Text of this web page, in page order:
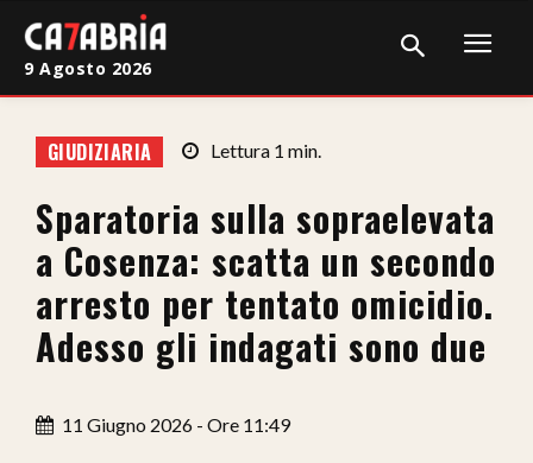
Cronaca
Giudiziaria
Politica
Sport
Sanità
9 Agosto 2026
GIUDIZIARIA Lettura 1 min.
Sparatoria sulla sopraelevata
a Cosenza: scatta un secondo
arresto per tentato omicidio.
Adesso gli indagati sono due
11 Giugno 2026 - Ore 11:49